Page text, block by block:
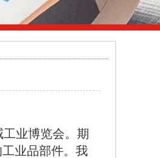
业博览会。期
业品部件。我